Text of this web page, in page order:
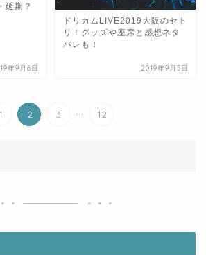
延期？
年9月6日
ドリカムLIVE2019大阪のセト
リ！グッズや座席と感想ネタ
バレも！
2019年9月5日
1 2 3 ... 12